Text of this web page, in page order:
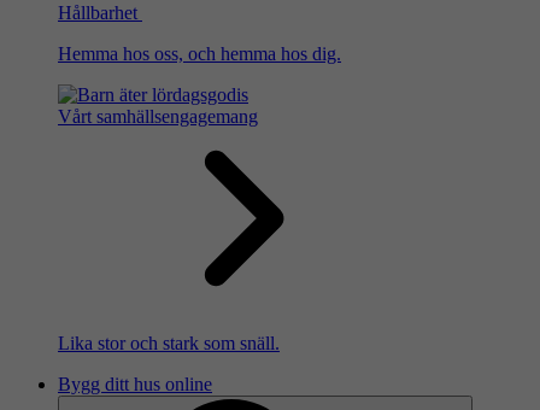
Hållbarhet
Hemma hos oss, och hemma hos dig.
Vårt samhällsengagemang
Lika stor och stark som snäll.
Bygg ditt hus online